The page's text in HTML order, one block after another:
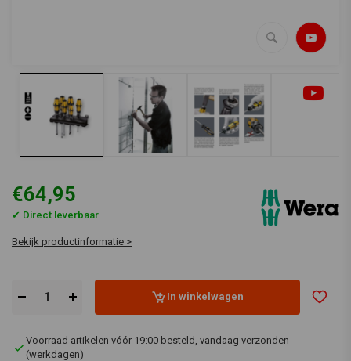
€64,95
✔ Direct leverbaar
Bekijk productinformatie >
In winkelwagen
Voorraad artikelen vóór 19:00 besteld, vandaag verzonden
(werkdagen)